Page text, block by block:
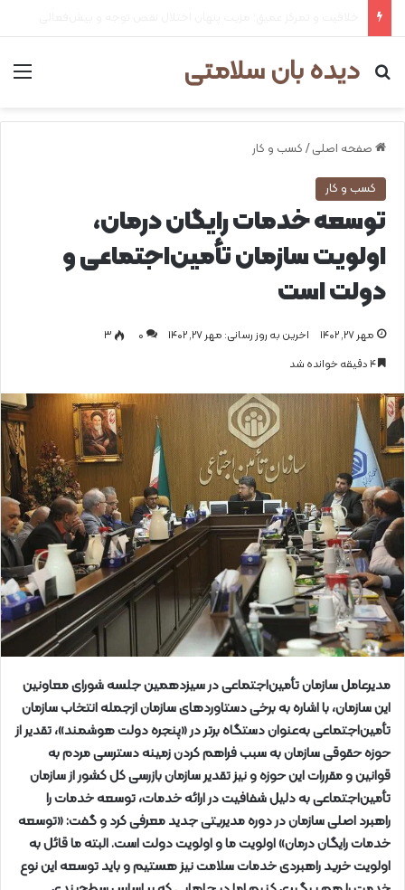
دیده بان سلامتی
جستجو برای
صفحه اصلی / کسب و کار
کسب و کار
توسعه خدمات رایگان درمان،
اولویت سازمان تأمین‌اجتماعی و
دولت است
مهر ۲۷, ۱۴۰۲ اخرین به روز رسانی: مهر ۲۷, ۱۴۰۲ 0
۳
مدیرعامل سازمان تأمین‌اجتماعی در سیزدهمین جلسه شورای معاونین
این سازمان، با اشاره به برخی دستاوردهای سازمان ازجمله انتخاب سازمان
تأمین‌اجتماعی به‌عنوان دستگاه برتر در «پنجره دولت هوشمند»، تقدیر از
حوزه حقوقی سازمان به سبب فراهم کردن زمینه دسترسی مردم به
قوانین و مقررات این حوزه و نیز تقدیر سازمان بازرسی کل کشور از سازمان
تأمین‌اجتماعی به دلیل شفافیت در ارائه خدمات، توسعه خدمات را
راهبرد اصلی سازمان در دوره مدیریتی جدید معرفی کرد و گفت: «توسعه
خدمات رایگان درمان» اولویت ما و اولویت دولت است. البته ما قائل به
اولویت خرید راهبردی خدمات سلامت نیز هستیم و باید توسعه این نوع